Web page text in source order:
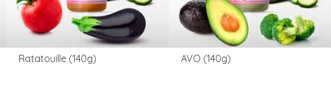
Ratatouille (140g) AVO (140g)